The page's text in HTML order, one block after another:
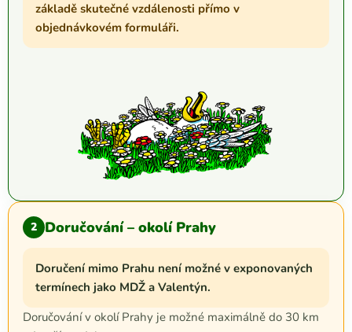
základě skutečné vzdálenosti přímo v
objednávkovém formuláři.
2 Doručování – okolí Prahy
Doručení mimo Prahu není možné v exponovaných
termínech jako MDŽ a Valentýn.
Doručování v okolí Prahy je možné maximálně do 30 km